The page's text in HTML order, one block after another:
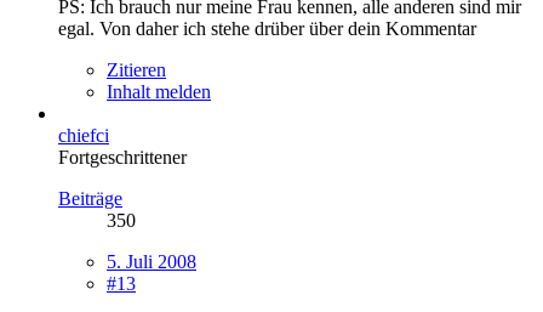
PS: Ich brauch nur meine Frau kennen, alle anderen sind mir
egal. Von daher ich stehe drüber über dein Kommentar
Zitieren
Inhalt melden
chiefci
Fortgeschrittener
Beiträge
350
5. Juli 2008
#13